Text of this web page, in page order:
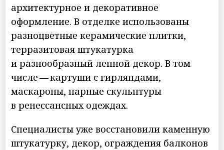
архитектурное и декоративное
оформление. В отделке использованы
разноцветные керамические плитки,
терразитовая штукатурка
и разнообразный лепной декор. В том
числе — картуши с гирляндами,
маскароны, парные скульптуры
в ренессансных одеждах.
Специалисты уже восстановили каменную
штукатурку, декор, ограждения балконов